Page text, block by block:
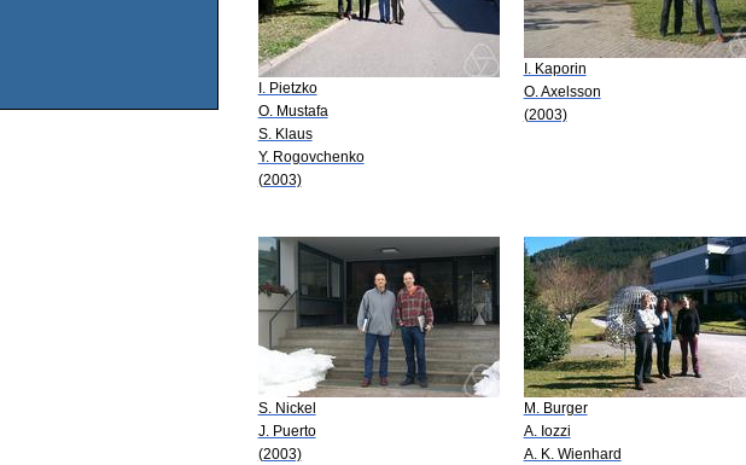
I. Pietzko
O. Mustafa
S. Klaus
Y. Rogovchenko
(2003)
I. Kaporin
O. Axelsson
(2003)
S. Nickel
J. Puerto
(2003)
M. Burger
A. Iozzi
A. K. Wienhard